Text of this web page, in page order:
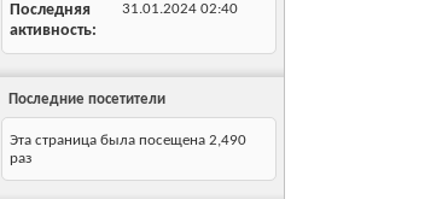
Последняя
активность
31.01.2024 02:40
Последние посетители
Эта страница была посещена 2,490
раз